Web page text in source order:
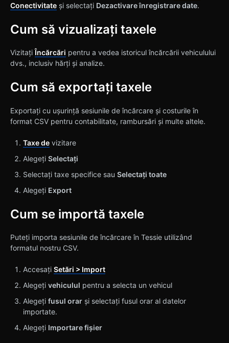
Conectivitate și selectați Dezactivare înregistrare date.
Cum să vizualizați taxele
VizitațiÎncărcări pentru a vedea istoricul încărcării vehiculului
dvs., inclusiv hărți și analize.
Cum să exportați taxele
Exportați cu ușurință sesiunile de încărcare și costurile în
format CSV pentru contabilitate, rambursări și multe altele.
Taxe de vizitare
Alegeți Selectați
Selectați taxe specifice sau Selectați toate
Alegeți Export
Cum se importă taxele
Puteți importa sesiunile de încărcare în Tessie utilizând
formatul nostru CSV.
Accesați Setări > Import
Alegeți vehiculul pentru a selecta un vehicul
Alegeți fusul orar și selectați fusul orar al datelor
importate.
Alegeți Importare fișier